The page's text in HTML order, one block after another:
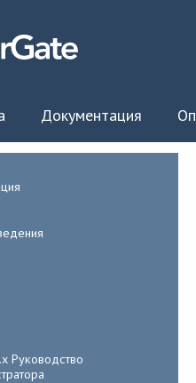
Документация
Руководство